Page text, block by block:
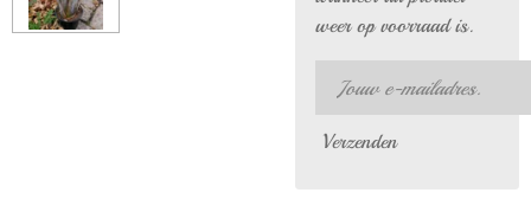
weer op voorraad is.
Verzenden